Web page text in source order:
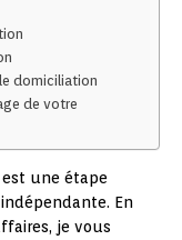
domiciliation
de votre
une étape
En
je vous